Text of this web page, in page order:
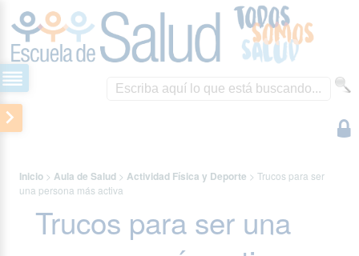
Inicio > Aula de Salud > Actividad Física y Deporte >Trucos para ser
una persona más activa
Trucos para ser una